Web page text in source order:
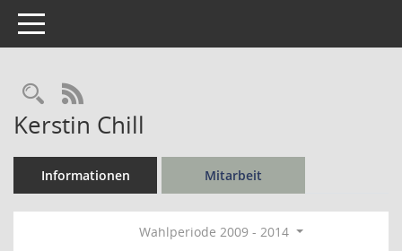
Toggle navigation
Rechercheauswahl
RSS-Feed
Kerstin Chill
Informationen Mitarbeit
Wahlperiode 2009 - 2014